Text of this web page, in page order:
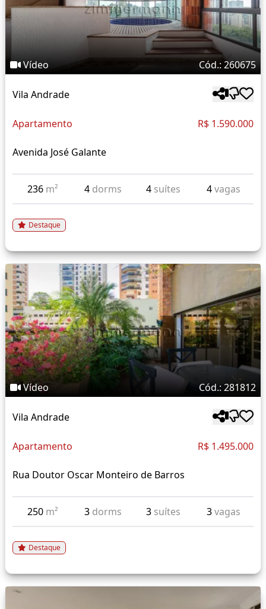
Vídeo Cód.: 260675
Vila Andrade
Apartamento R$ 1.590.000
Avenida José Galante
236 m² 4 dorms 4 suítes 4vagas
Destaque
Vídeo Cód.: 281812
Vila Andrade
Apartamento R$ 1.495.000
Rua Doutor Oscar Monteiro de Barros
250 m² 3 dorms 3 suítes 3vagas
Destaque